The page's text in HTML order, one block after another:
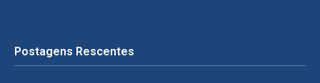
Postagens Rescentes